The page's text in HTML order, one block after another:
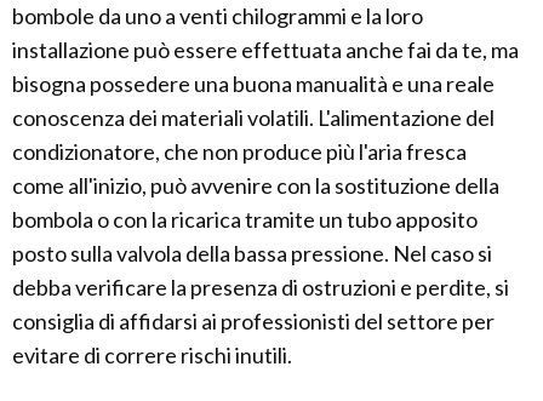
bombole da uno a venti chilogrammi e la loro
installazione può essere effettuata anche fai da te, ma
bisogna possedere una buona manualità e una reale
conoscenza dei materiali volatili. L'alimentazione del
condizionatore, che non produce più l'aria fresca
come all'inizio, può avvenire con la sostituzione della
bombola o con la ricarica tramite un tubo apposito
posto sulla valvola della bassa pressione. Nel caso si
debba verificare la presenza di ostruzioni e perdite, si
consiglia di affidarsi ai professionisti del settore per
evitare di correre rischi inutili.